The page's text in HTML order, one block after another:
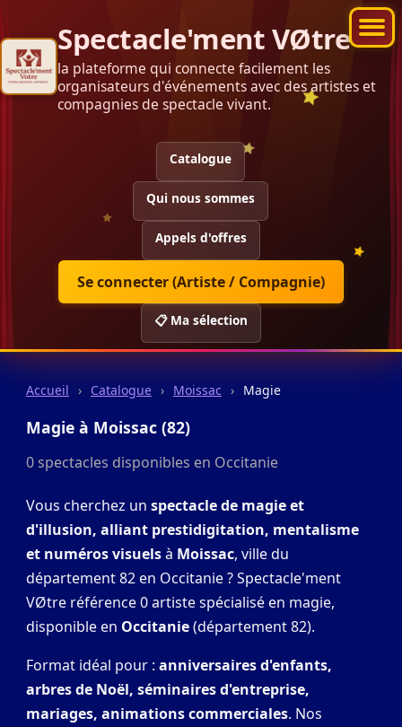
Spectacle'ment VØtre
la plateforme qui connecte facilement les
organisateurs d'événements avec des artistes et
compagnies de spectacle vivant.
Catalogue
Qui nous sommes
Appels d'offres
Se connecter (Artiste / Compagnie)
📋 Ma sélection
Accueil › Catalogue › Moissac › Magie
Magie à Moissac (82)
0 spectacles disponibles en Occitanie
Vous cherchez un spectacle de magie et
d'illusion, alliant prestidigitation, mentalisme
et numéros visuelsà Moissac, ville du
département 82 en Occitanie ? Spectacle'ment
VØtre référence 0 artiste spécialisé en magie,
disponible en Occitanie(département 82).
Format idéal pour : anniversaires d'enfants,
arbres de Noël, séminaires d'entreprise,
mariages, animations commerciales. Nos